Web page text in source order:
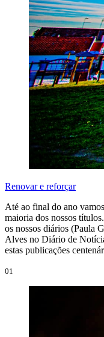
Renovar e reforçar
Até ao final do ano
maioria dos nossos
os nossos diários (Paula
Alves no Diário de
estas publicações
01